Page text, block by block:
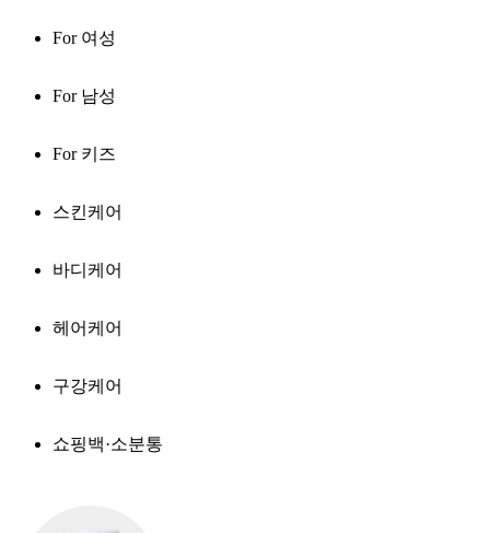
For 여성
For 남성
For 키즈
스킨케어
바디케어
헤어케어
구강케어
쇼핑백·소분통